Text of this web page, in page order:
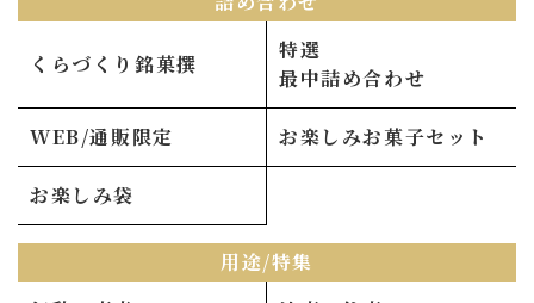
くらづくり銘菓撰
特選
最中詰め合わせ
WEB/通販限定 お楽しみお菓子セット
お楽しみ袋
用途/特集